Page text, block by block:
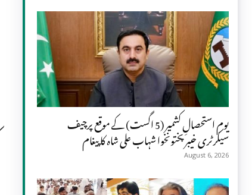
یومِ استحصالِ کشمیر (5 اگست) کے موقع پرچیف
سیکرٹری خیبر پختونخوا شہاب علی شاہ کا پیغام
August 6, 2026